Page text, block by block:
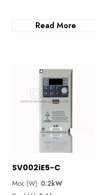
Read More
SV002iE5-C
Moc (W): 0.2kW